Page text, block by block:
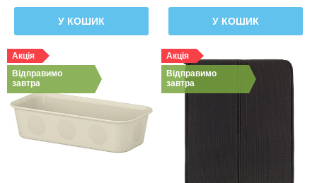
У КОШИК У КОШИК
Акція
Відправимо
завтра
Акція
Відправимо
завтра